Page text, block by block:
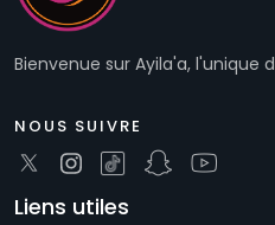
Bienvenue sur Ayila'a, l'unique
NOUS SUIVRE
Liens utiles